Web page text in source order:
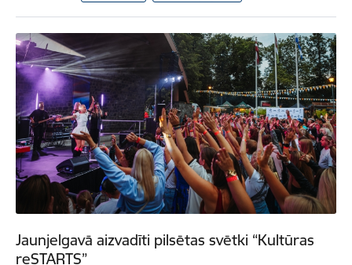
Jaunjelgavā aizvadīti pilsētas svētki “Kultūras
reSTARTS”